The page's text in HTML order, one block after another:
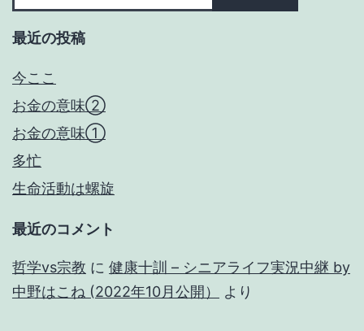
最近の投稿
今ここ
お金の意味②
お金の意味①
多忙
生命活動は螺旋
最近のコメント
哲学vs宗教 に 健康十訓 – シニアライフ実況中継 by
中野はこね (2022年10月公開）
より